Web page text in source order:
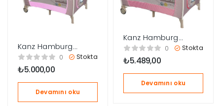
Kanz Hamburg
70x110cm Dönenceli
Oyun Parkı Seyahat
Yatağı – Pembe
0 Stokta
₺5.000,00
Devamını oku
Kanz Hamburg
70x110cm Dönenceli
Oyun Parkı Seyahat
Yatağı – Kırmızı
0 Stokta
₺5.489,00
Devamını oku